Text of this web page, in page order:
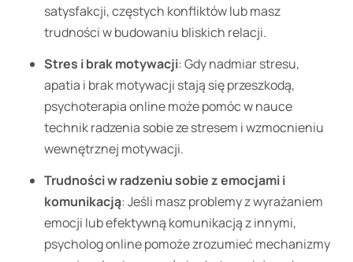
satysfakcji, częstych konfliktów lub masz
trudności w budowaniu bliskich relacji.
Stres i brak motywacji: Gdy nadmiar stresu,
apatia i brak motywacji stają się przeszkodą,
psychoterapia online może pomóc w nauce
technik radzenia sobie ze stresem i wzmocnieniu
wewnętrznej motywacji.
Trudności w radzeniu sobie z emocjami i
komunikacją: Jeśli masz problemy z wyrażaniem
emocji lub efektywną komunikacją z innymi,
psycholog online pomoże zrozumieć mechanizmy